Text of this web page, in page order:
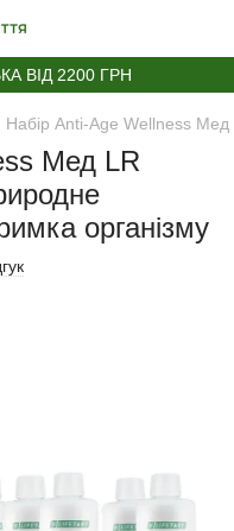
ВІД 2200 ГРН
Набір Anti-Age Wellness
Мед LR
організму